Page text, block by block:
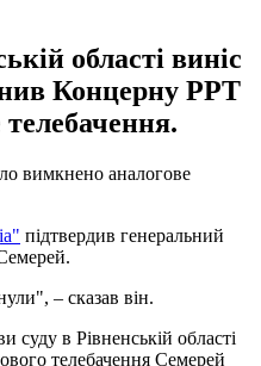
області виніс
Концерну РРТ
вимкнено аналогове
підтвердив генеральний
– сказав він.
суду в Рівненській області
телебачення Семерей